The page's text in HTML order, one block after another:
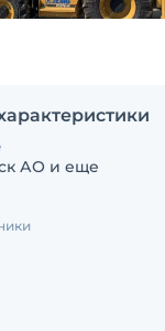
АО и еще